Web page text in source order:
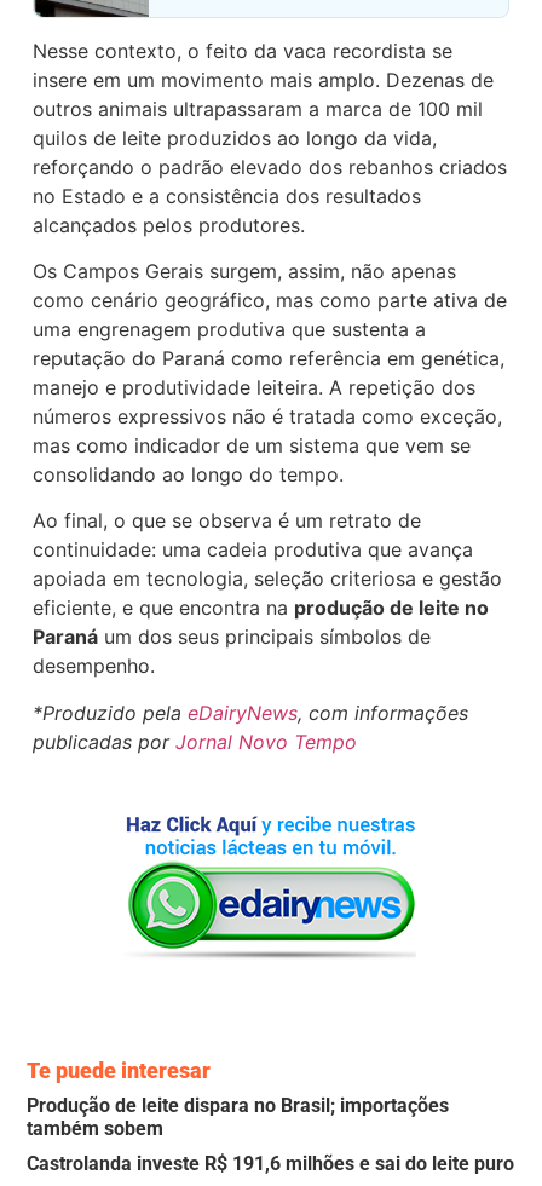
Nesse contexto, o feito da vaca recordista se
insere em um movimento mais amplo. Dezenas de
outros animais ultrapassaram a marca de 100 mil
quilos de leite produzidos ao longo da vida,
reforçando o padrão elevado dos rebanhos criados
no Estado e a consistência dos resultados
alcançados pelos produtores.
Os Campos Gerais surgem, assim, não apenas
como cenário geográfico, mas como parte ativa de
uma engrenagem produtiva que sustenta a
reputação do Paraná como referência em genética,
manejo e produtividade leiteira. A repetição dos
números expressivos não é tratada como exceção,
mas como indicador de um sistema que vem se
consolidando ao longo do tempo.
Ao final, o que se observa é um retrato de
continuidade: uma cadeia produtiva que avança
apoiada em tecnologia, seleção criteriosa e gestão
eficiente, e que encontra na produção de leite no
Paraná um dos seus principais símbolos de
desempenho.
*Produzido pelaeDairyNews, com informações
publicadas porJornal Novo Tempo
Te puede interesar
Produção de leite dispara no Brasil; importações
também sobem
Castrolanda investe R$ 191,6 milhões e sai do leite puro